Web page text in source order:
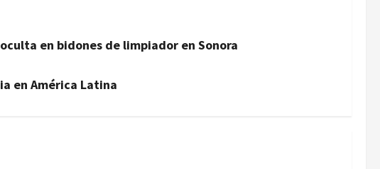
en bidones de limpiador en Sonora
en América Latina